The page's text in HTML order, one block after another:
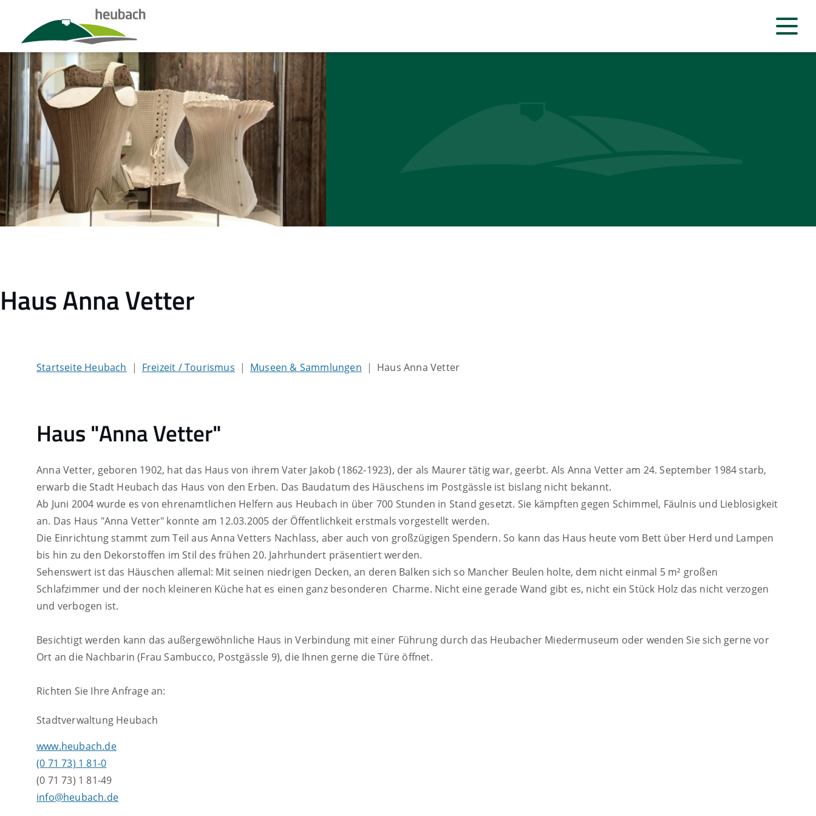
Haus Anna Vetter
Startseite Heubach Freizeit / Tourismus Museen & Sammlungen Haus Anna Vetter
Haus "Anna Vetter"
Anna Vetter, geboren 1902, hat das Haus von ihrem Vater Jakob (1862-1923), der als Maurer tätig war, geerbt. Als Anna Vetter am 24. September 1984 starb,
erwarb die Stadt Heubach das Haus von den Erben. Das Baudatum des Häuschens im Postgässle ist bislang nicht bekannt.
Ab Juni 2004 wurde es von ehrenamtlichen Helfern aus Heubach in über 700 Stunden in Stand gesetzt. Sie kämpften gegen Schimmel, Fäulnis und Lieblosigkeit
an. Das Haus "Anna Vetter" konnte am 12.03.2005 der Öffentlichkeit erstmals vorgestellt werden.
Die Einrichtung stammt zum Teil aus Anna Vetters Nachlass, aber auch von großzügigen Spendern. So kann das Haus heute vom Bett über Herd und Lampen
bis hin zu den Dekorstoffen im Stil des frühen 20. Jahrhundert präsentiert werden.
Sehenswert ist das Häuschen allemal: Mit seinen niedrigen Decken, an deren Balken sich so Mancher Beulen holte, dem nicht einmal 5 m² großen
Schlafzimmer und der noch kleineren Küche hat es einen ganz besonderen Charme. Nicht eine gerade Wand gibt es, nicht ein Stück Holz das nicht verzogen
und verbogen ist.
Besichtigt werden kann das außergewöhnliche Haus in Verbindung mit einer Führung durch das Heubacher Miedermuseum oder wenden Sie sich gerne vor
Ort an die Nachbarin (Frau Sambucco, Postgässle 9), die Ihnen gerne die Türe öffnet.
Richten Sie Ihre Anfrage an:
Stadtverwaltung Heubach
www.heubach.de
info@heubach.de
(0 71 73) 1 81-0
(0 71 73) 1 81-49